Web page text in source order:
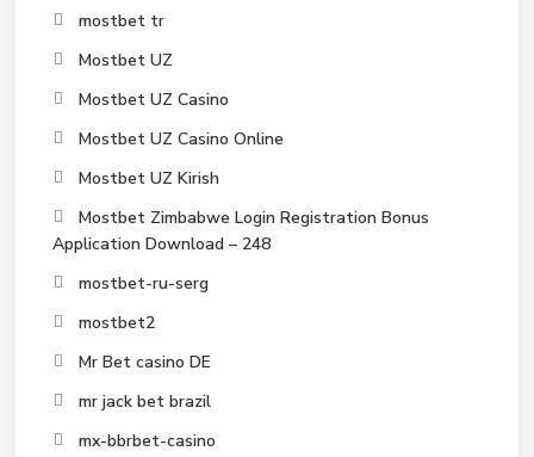
mostbet tr
Mostbet UZ
Mostbet UZ Casino
Mostbet UZ Casino Online
Mostbet UZ Kirish
Mostbet Zimbabwe Login Registration Bonus
Application Download – 248
mostbet-ru-serg
mostbet2
Mr Bet casino DE
mr jack bet brazil
mx-bbrbet-casino